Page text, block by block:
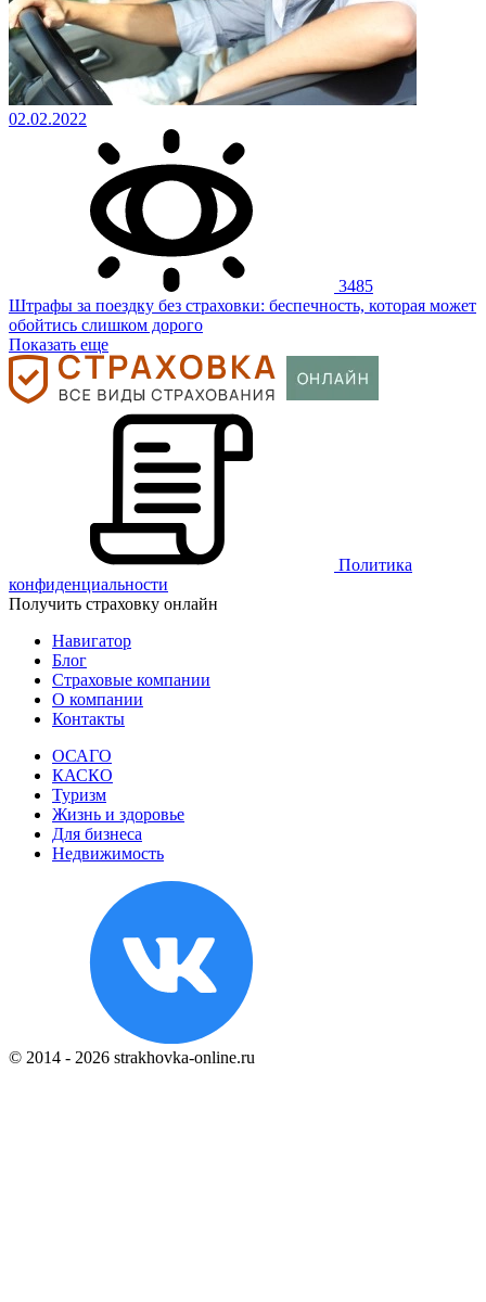
02.02.2022
3485
Штрафы за поездку без страховки: беспечность, которая может
обойтись слишком дорого
Показать еще
Политика
конфиденциальности
Получить страховку онлайн
Навигатор
Блог
Страховые компании
О компании
Контакты
ОСАГО
КАСКО
Туризм
Жизнь и здоровье
Для бизнеса
Недвижимость
© 2014 - 2026 strakhovka-online.ru